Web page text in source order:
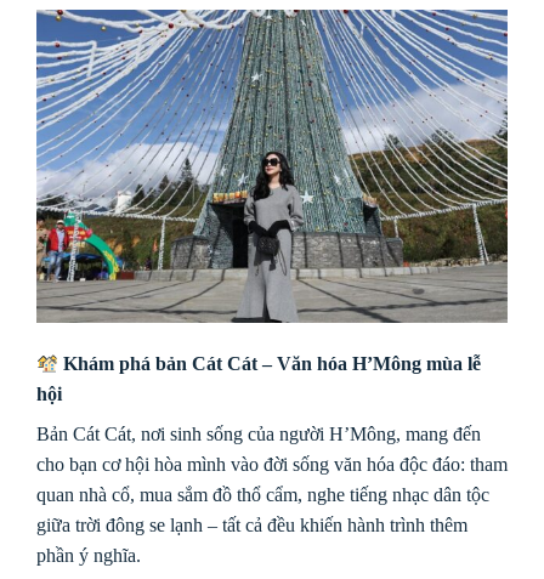
Khám phá bản Cát Cát – Văn hóa H’Mông mùa lễ
hội
Bản Cát Cát, nơi sinh sống của người H’Mông, mang đến
cho bạn cơ hội hòa mình vào đời sống văn hóa độc đáo: tham
quan nhà cổ, mua sắm đồ thổ cẩm, nghe tiếng nhạc dân tộc
giữa trời đông se lạnh – tất cả đều khiến hành trình thêm
phần ý nghĩa.